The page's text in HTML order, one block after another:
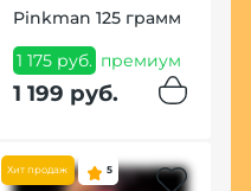
Pinkman 125 грамм
1 175 руб. премиум
1 199 руб.
Хит продаж 5